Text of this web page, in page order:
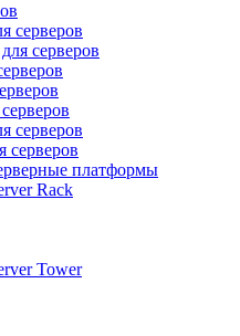
серверов
серверов
серверов
серверов
платформы
Rack
Tower